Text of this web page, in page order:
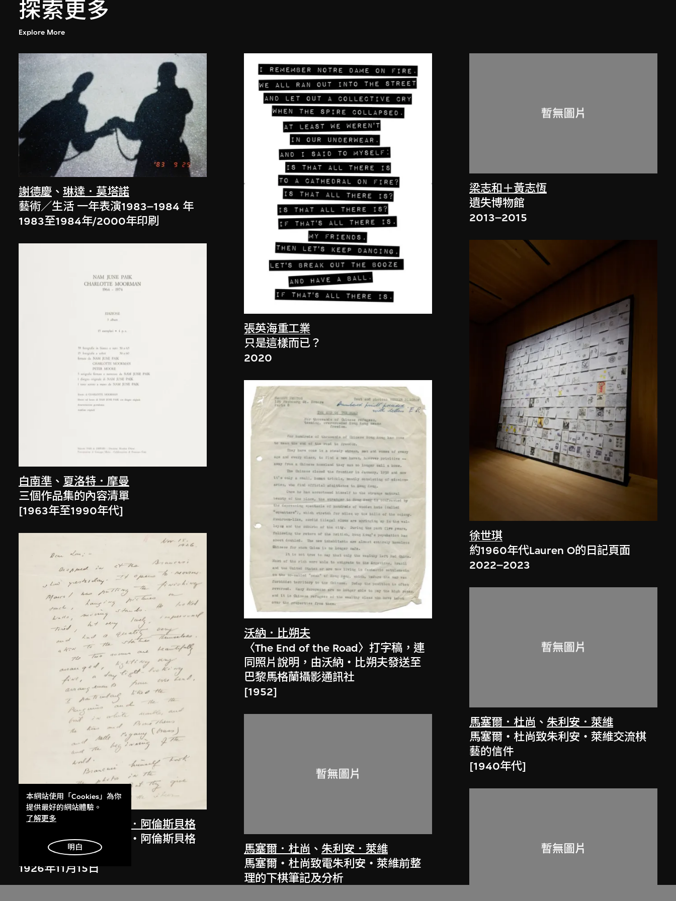
探索更多
Explore More
謝德慶 、琳達．莫塔諾
藝術／生活 一年表演1983–1984 年
1983至1984年/2000年印刷
白南準 、 夏洛特．摩曼
三個作品集的內容清單
[1963年至1990年代]
碧翠絲．伍德
路易絲．阿倫斯貝格
碧翠絲‧伍德致路易絲‧阿倫斯貝格
的信件
1926年11月15日
張英海重工業
只是這樣而已？
2020
沃納．比朔夫
〈The End of the Road〉打字稿，連
同照片說明，由沃納‧比朔夫發送至
巴黎馬格蘭攝影通訊社
[1952]
馬塞爾．杜尚 、朱利安．萊維
馬塞爾‧杜尚致電朱利安‧萊維前整
理的下棋筆記及分析
梁志和＋黃志恆
遺失博物館
2013–2015
徐世琪
約1960年代Lauren O的日記頁面
2022–2023
馬塞爾．杜尚 、朱利安．萊維
馬塞爾‧杜尚致朱利安‧萊維交流棋
藝的信件
[1940年代]
本網站使用「Cookies」為你
提供最好的網站體驗。
了解更多
明白